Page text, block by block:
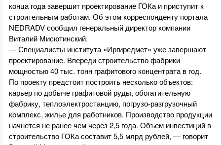
конца года завершит проектирование ГОКа и приступит к
строительным работам. Об этом корреспонденту портала
NEDRADV сообщил генеральный директор компании
Виталий Мисютинский.
— Специалисты института «Иргиредмет» уже завершают
проектирование. Впереди строительство фабрики
мощностью 40 тыс. тонн графитового концентрата в год.
По проекту предстоит построить несколько объектов:
карьер по добыче графитовой руды, обогатительную
фабрику, теплоэлектростанцию, погрузо-разгрузочный
комплекс, жилье для работников. Производство продукции
начнется не ранее чем через 2,5 года. Объем инвестиций в
строительство ГОКа составит 5,5 млрд рублей, — говорит